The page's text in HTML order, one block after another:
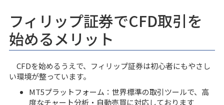
フィリップ証券でCFD取引を
始めるメリット
CFDを始めるうえで、フィリップ証券は初心者にもやさし
い環境が整っています。
MT5プラットフォーム：世界標準の取引ツールで、高
度なチャート分析・自動売買に対応しております